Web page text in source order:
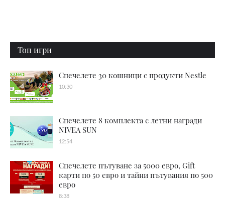
Топ игри
Спечелете 30 кошници с продукти Nestle
10:30
Спечелете 8 комплекта с летни награди
NIVEA SUN
12:54
Спечелете пътуване за 5000 евро, Gift
карти по 50 евро и тайни пътувания по 500
евро
8:38